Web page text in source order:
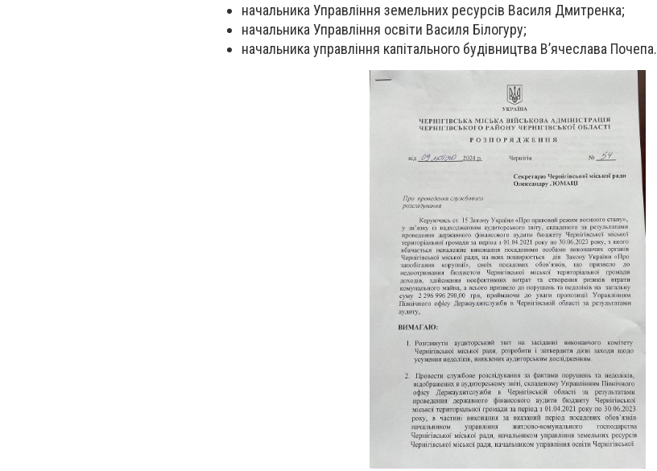
начальника Управління земельних ресурсів Василя Дмитренка;
начальника Управління освіти Василя Білогуру;
начальника управління капітального будівництва В’ячеслава Почепа.